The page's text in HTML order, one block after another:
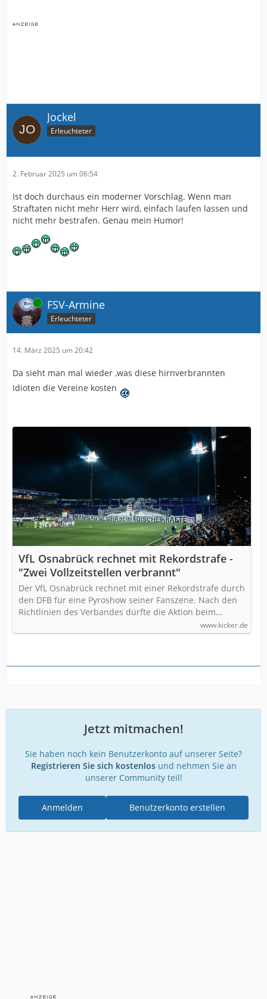
Jockel
Erleuchteter
2. Februar 2025 um 06:54
Ist doch durchaus ein moderner Vorschlag. Wenn man
Straftaten nicht mehr Herr wird, einfach laufen lassen und
nicht mehr bestrafen. Genau mein Humor!
Online FSV-Armine
Erleuchteter
14. März 2025 um 20:42
Da sieht man mal wieder ,was diese hirnverbrannten
Idioten die Vereine kosten
VfL Osnabrück rechnet mit Rekordstrafe -
"Zwei Vollzeitstellen verbrannt"
Der VfL Osnabrück rechnet mit einer Rekordstrafe durch
den DFB für eine Pyroshow seiner Fanszene. Nach den
Richtlinien des Verbandes dürfte die Aktion beim…
www.kicker.de
Jetzt mitmachen!
Sie haben noch kein Benutzerkonto auf unserer Seite?
Registrieren Sie sich kostenlosund nehmen Sie an
unserer Community teil!
Benutzerkonto erstellen
Anmelden